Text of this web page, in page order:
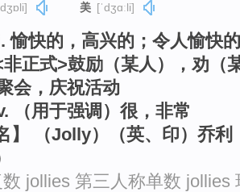
美 [ˈdʒɑːli]
愉快的，高兴的；令人愉快
非正式>鼓励（某人），劝（
会，庆祝活动
（用于强调）很，非常
】 （Jolly）（英、印）乔
数 jollies 第三人称单数 jollies